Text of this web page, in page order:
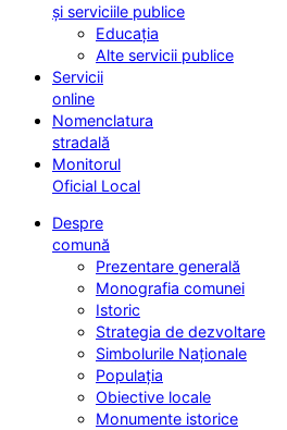
și serviciile publice
Educația
Alte servicii publice
Servicii
online
Nomenclatura
stradală
Monitorul
Oficial Local
Despre
comună
Prezentare generală
Monografia comunei
Istoric
Strategia de dezvoltare
Simbolurile Naționale
Populația
Obiective locale
Monumente istorice